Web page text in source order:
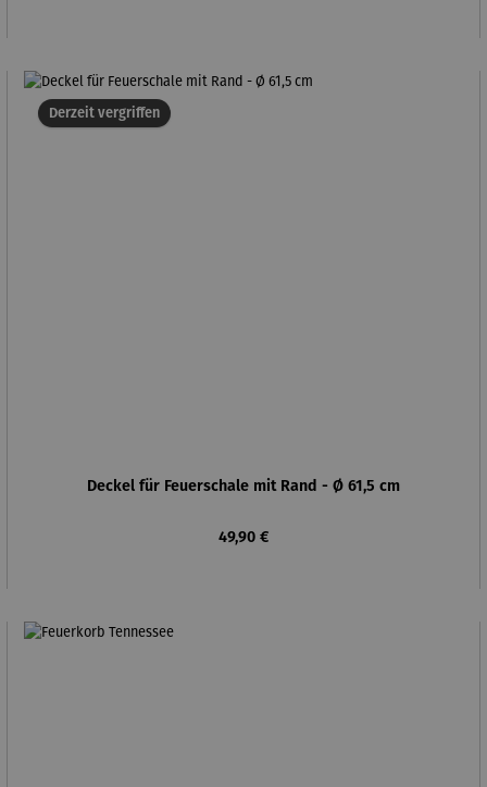
Derzeit vergriffen
Deckel für Feuerschale mit Rand - Ø 61,5 cm
Regulärer Preis:
49,90 €